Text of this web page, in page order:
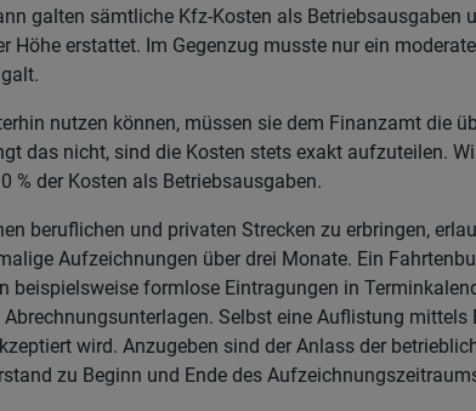
galten sämtliche Kfz-Kosten als Betriebsausgaben
Höhe erstattet. Im Gegenzug musste nur ein
nutzen können, müssen sie dem Finanzamt die
das nicht, sind die Kosten stets exakt aufzuteilen.
% der Kosten als Betriebsausgaben.
beruflichen und privaten Strecken zu erbringen,
Aufzeichnungen über drei Monate. Ein
beispielsweise formlose Eintragungen in
Selbst eine Auflistung mittels
wird. Anzugeben sind der Anlass der
zu Beginn und Ende des